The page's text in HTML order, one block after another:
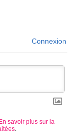
Connexion
En savoir plus sur la
.